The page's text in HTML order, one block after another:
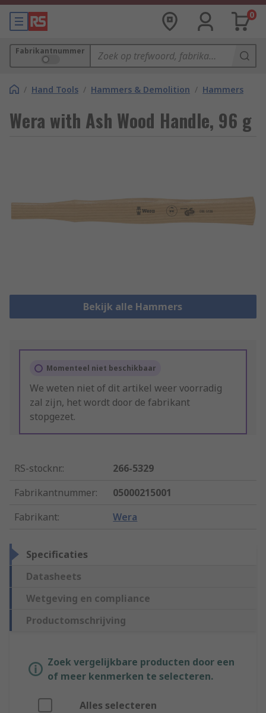
0
Fabrikantnummer
/ Hand Tools / Hammers & Demolition / Hammers
Wera with Ash Wood Handle, 96 g
Bekijk alle Hammers
Momenteel niet beschikbaar
We weten niet of dit artikel weer voorradig
zal zijn, het wordt door de fabrikant
stopgezet.
RS-stocknr.:
266-5329
Fabrikantnummer:
05000215001
Fabrikant: Wera
Specificaties
Datasheets
Wetgeving en compliance
Productomschrijving
Zoek vergelijkbare producten door een
of meer kenmerken te selecteren.
Alles selecteren